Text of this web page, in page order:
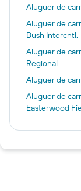
Aluguer de
Aluguer de
Bush Intercntl.
Aluguer de
Regional
Aluguer de
Aluguer de
Easterwood